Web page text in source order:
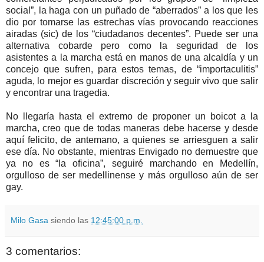
social”, la haga con un puñado de “aberrados” a los que les
dio por tomarse las estrechas vías provocando reacciones
airadas (sic) de los “ciudadanos decentes”. Puede ser una
alternativa cobarde pero como la seguridad de los
asistentes a la marcha está en manos de una alcaldía y un
concejo que sufren, para estos temas, de “importaculitis”
aguda, lo mejor es guardar discreción y seguir vivo que salir
y encontrar una tragedia.
No llegaría hasta el extremo de proponer un boicot a la
marcha, creo que de todas maneras debe hacerse y desde
aquí felicito, de antemano, a quienes se arriesguen a salir
ese día. No obstante, mientras Envigado no demuestre que
ya no es “la oficina”, seguiré marchando en Medellín,
orgulloso de ser medellinense y más orgulloso aún de ser
gay.
Milo Gasa siendo las 12:45:00 p.m.
3 comentarios: